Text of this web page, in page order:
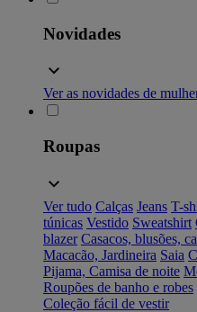
Novidades
Ver as novidades de
Roupas
Ver tudo Calças Jeans T-
túnicas Vestido Sweatshirt
blazer Casacos, blusões,
Macacão, Jardineira Saia
Pijama, Camisa de noite
Roupões de banho e robes
Coleção fácil de vestir